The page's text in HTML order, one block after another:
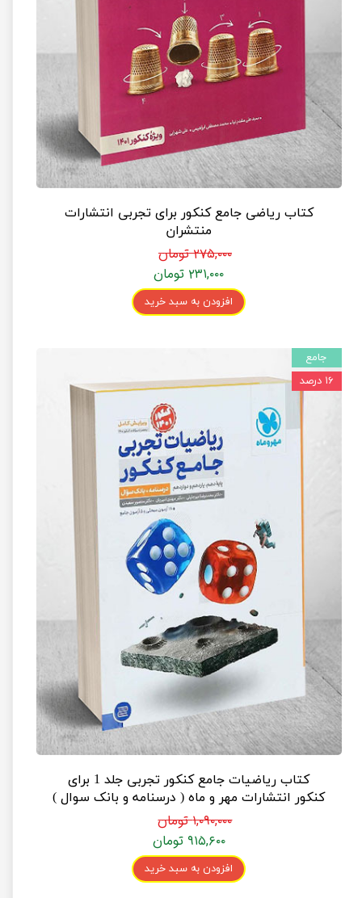
کتاب ریاضی جامع کنکور برای تجربی انتشارات
منتشران
۲۷۵,۰۰۰ تومان
۲۳۱,۰۰۰ تومان
افزودن به سبد خرید
کتاب ریاضیات جامع کنکور تجربی جلد 1 برای
کنکور انتشارات مهر و ماه ( درسنامه و بانک سوال )
۱,۰۹۰,۰۰۰ تومان
۹۱۵,۶۰۰ تومان
افزودن به سبد خرید
جامع
۱۶ درصد